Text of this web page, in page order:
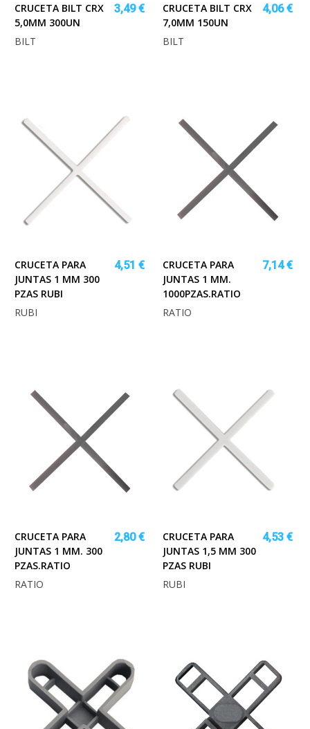
CRUCETA BILT CRX
5,0MM 300UN
3,49 €
BILT
CRUCETA BILT CRX
7,0MM 150UN
4,06 €
BILT
CRUCETA PARA
JUNTAS 1 MM 300
PZAS RUBI
4,51 €
RUBI
CRUCETA PARA
JUNTAS 1 MM.
1000PZAS.RATIO
7,14 €
RATIO
CRUCETA PARA
JUNTAS 1 MM. 300
PZAS.RATIO
2,80 €
RATIO
CRUCETA PARA
JUNTAS 1,5 MM 300
PZAS RUBI
4,53 €
RUBI